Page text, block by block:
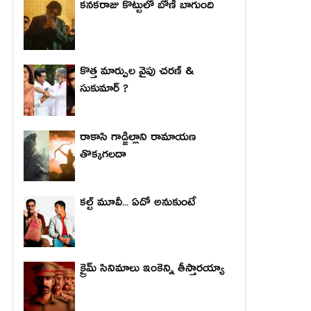
కనకరాజు కొట్టులో బోణీ బాగుంది
కొత్త మార్పుల వైపు చరణ్ &
సుకుమార్ ?
రాకాసి గాడ్జిల్లాని రామాయణ
తొక్కగలదా
కల్ట్ మూవీ... ఏదో అనుకుంటే
క్రైమ్ సినిమాలు ఇంకెన్ని తీస్తారయ్యా